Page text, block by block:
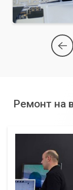
Ремонт на